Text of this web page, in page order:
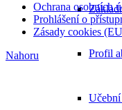
Profil
Učební
Ochrana osobních
Prohlášení o
Zásady cookies
Nahoru